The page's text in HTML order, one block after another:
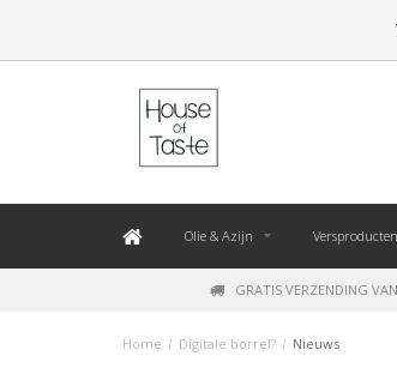
Olie & Azijn Versproducten
GRATIS VERZENDING
Home / Digitale borrel? / Nieuws